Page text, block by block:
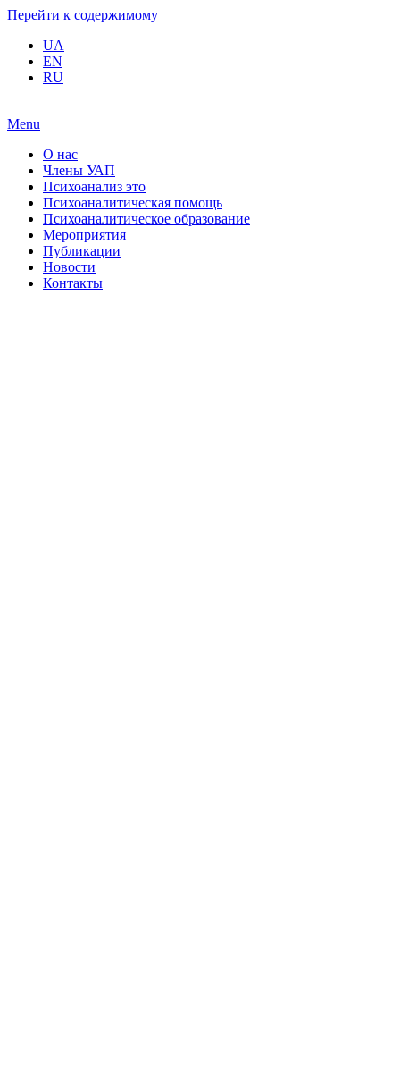
Перейти к содержимому
UA
EN
RU
Menu
О нас
Члены УАП
Психоанализ это
Психоаналитическая помощь
Психоаналитическое образование
Мероприятия
Публикации
Новости
Контакты